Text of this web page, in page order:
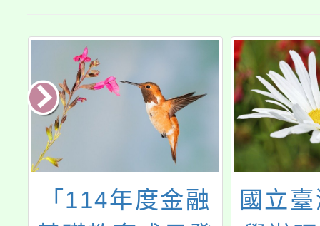
「114年度金融
國立